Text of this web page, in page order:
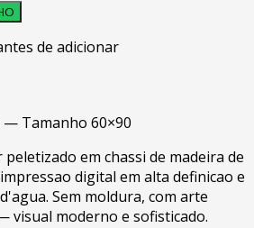
de adicionar
Tamanho 60×90
em chassi de madeira de
digital em alta definicao e
Sem moldura, com arte
visual moderno e sofisticado.